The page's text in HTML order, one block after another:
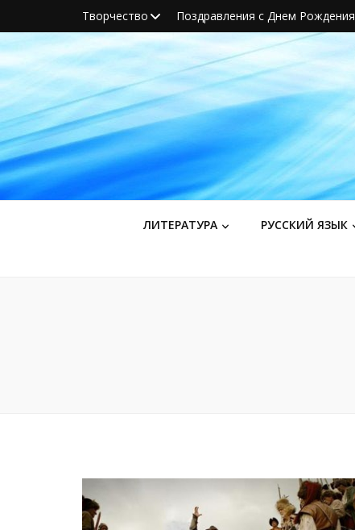
Творчество Поздравления с Днем Рождения
ЛИТЕРАТУРА РУССКИЙ ЯЗЫК